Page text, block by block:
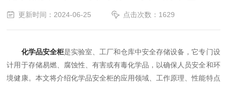
更新时间：2024-06-25 点击次数：1629
化学品安全柜是实验室、工厂和仓库中安全存储设备，它专门设
计用于存储易燃、腐蚀性、有害或有毒化学品，以确保人员安全和环
境健康。本文将介绍化学品安全柜的应用领域、工作原理、性能特点